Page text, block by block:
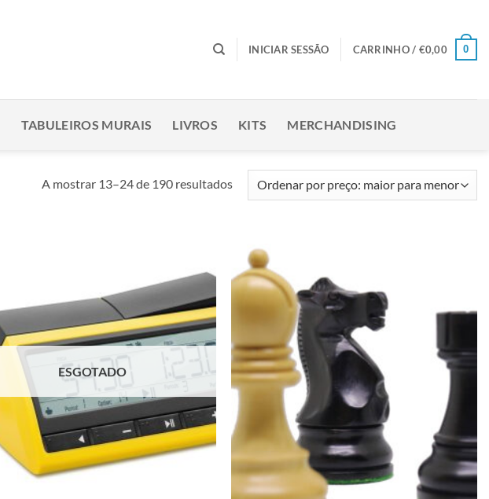
INICIAR SESSÃO CARRINHO / €0,00 0
TABULEIROS MURAIS LIVROS KITS MERCHANDISING
A mostrar 13–24 de 190 resultadosOrdenado
por
para
menor
Adicionar
à lista de
ESGOTADO